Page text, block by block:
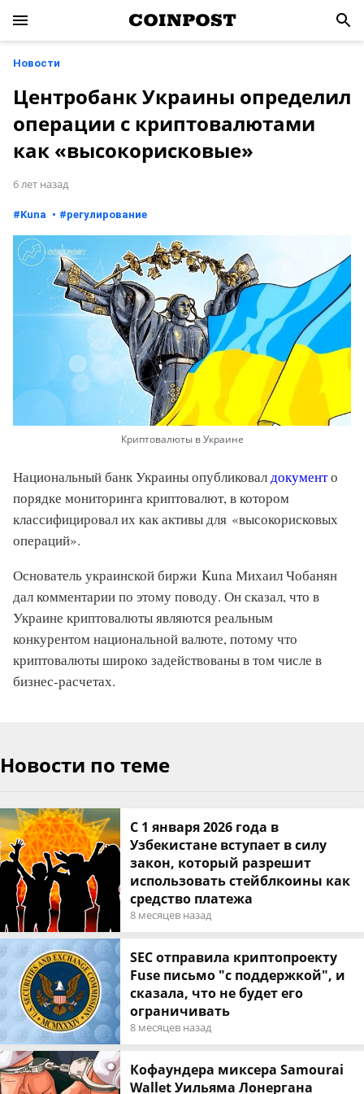
Новости
Центробанк Украины определил
операции с криптовалютами
как «высокорисковые»
6 лет назад
#Kuna #регулирование
Криптовалюты в Украине
Национальный банк Украины опубликовалдокументо
порядке мониторинга криптовалют, в котором
классифицировал их как активы для «высокорисковых
операций».
Основатель украинской биржи Kuna Михаил Чобанян
дал комментарии по этому поводу. Он сказал, что в
Украине криптовалюты являются реальным
конкурентом национальной валюте, потому что
криптовалюты широко задействованы в том числе в
бизнес-расчетах.
Новости по теме
С 1 января 2026 года в
Узбекистане вступает в силу
закон, который разрешит
использовать стейблкоины как
средство платежа
8 месяцев назад
SEC отправила криптопроекту
Fuse письмо "с поддержкой", и
сказала, что не будет его
ограничивать
8 месяцев назад
Кофаундера миксера Samourai
Wallet Уильяма Лонергана